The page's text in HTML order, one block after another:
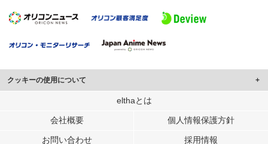
クッキーの使用について
このサイトでは Cookie を使用して、ユーザーに合わせたコンテンツや広告の
行っています。
メディアや広告配信、データ解析の各パートナーに提供しています。
elthaとは
会社概要 個人情報保護方針
お問い合わせ 採用情報